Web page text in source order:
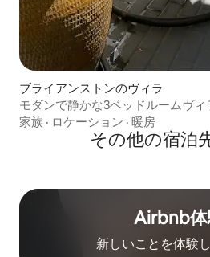
ブライアンストンのヴィラ
モダンで静かな3ベッドルームヴィ
家族 · ロケーション · 暖房
その他の宿⁠泊⁠
Airbnb
新しいことを体験